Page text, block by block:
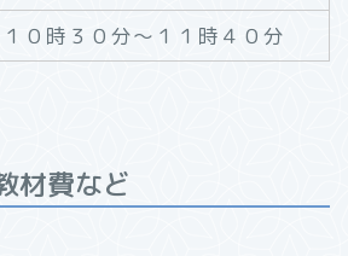
１０時３０分～１１時４０分
材費など